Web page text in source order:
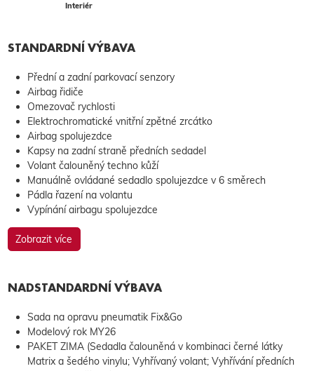
Interiér
STANDARDNÍ VÝBAVA
Přední a zadní parkovací senzory
Airbag řidiče
Omezovač rychlosti
Elektrochromatické vnitřní zpětné zrcátko
Airbag spolujezdce
Kapsy na zadní straně předních sedadel
Volant čalouněný techno kůží
Manuálně ovládané sedadlo spolujezdce v 6 směrech
Pádla řazení na volantu
Vypínání airbagu spolujezdce
Zobrazit více
NADSTANDARDNÍ VÝBAVA
Sada na opravu pneumatik Fix&Go
Modelový rok MY26
PAKET ZIMA (Sedadla čalouněná v kombinaci černé látky
Matrix a šedého vinylu; Vyhřívaný volant; Vyhřívání předních